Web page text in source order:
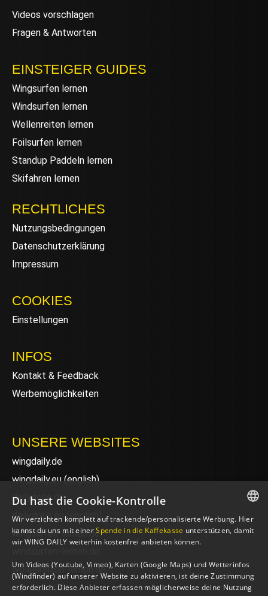
Videos vorschlagen
Fragen & Antworten
EINSTEIGER GUIDES
Wingsurfen lernen
Windsurfen lernen
Wellenreiten lernen
Foilsurfen lernen
Standup Paddeln lernen
Skifahren lernen
RECHTLICHES
Nutzungsbedingungen
Datenschutzerklärung
Impressum
COOKIES
Einstellungen
INFOS
Kontakt & Feedback
Werbemöglichkeiten
UNSERE WEBSITES
wingdaily.de
wingdaily.eu(english)
dailydose.de
dailydose.eu (english)
wingsurfen-lernen.de
wellenreiten-lernen.de
sup-basics.de
GERMAN
Du hast die Cookie-Kontrolle
Wir verzichten komplett auf trackende/personalisierte Werbung. Hier
kannst du uns mit einerSpende in die Kaffekasse unterstützen, damit
wir WING DAILY weiterhin kostenfrei anbieten können.
Um Videos (Youtube, Vimeo), Karten (Google Maps) und Wetterinfos
(Windfinder) auf unserer Website zu aktivieren, ist deine Zustimmung
erforderlich. Diese Anbieter erfassen möglicherweise deine Nutzung